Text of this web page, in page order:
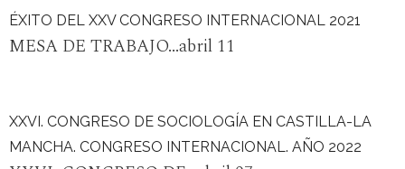
ÉXITO DEL XXV CONGRESO INTERNACIONAL 2021
MESA DE TRABAJO...abril 11
XXVI. CONGRESO DE SOCIOLOGÍA EN CASTILLA-LA
MANCHA. CONGRESO INTERNACIONAL. AÑO 2022